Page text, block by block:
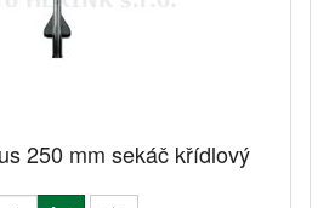
250 mm sekáč křídlový